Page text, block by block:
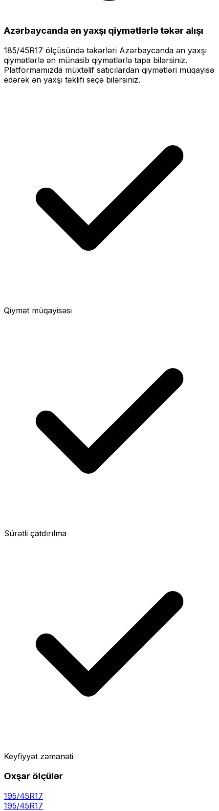
Azərbaycanda ən yaxşı qiymətlərlətəkər alışı
185/45R17 ölçüsündə təkərləri Azərbaycanda ən yaxşı
qiymətlərlə ən münasib qiymətlərlə tapa bilərsiniz.
Platformamızda müxtəlif satıcılardan qiymətləri müqayisə
edərək ən yaxşı təklifi seçə bilərsiniz.
Qiymət müqayisəsi
Sürətli çatdırılma
Keyfiyyət zəmanəti
Oxşar ölçülər
195/45R17
195/45R17